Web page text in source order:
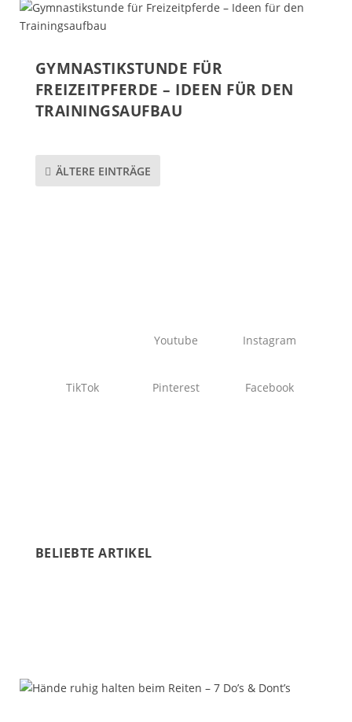
GYMNASTIKSTUNDE FÜR
FREIZEITPFERDE – IDEEN FÜR DEN
TRAININGSAUFBAU
ÄLTERE EINTRÄGE
Youtube Instagram
TikTok Pinterest Facebook
BELIEBTE ARTIKEL